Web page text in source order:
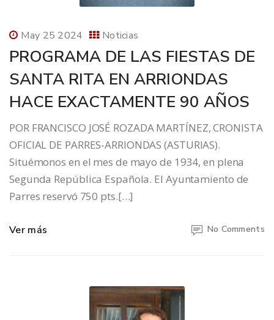
May 25 2024 Noticias
PROGRAMA DE LAS FIESTAS DE
SANTA RITA EN ARRIONDAS
HACE EXACTAMENTE 90 AÑOS
POR FRANCISCO JOSÉ ROZADA MARTÍNEZ, CRONISTA
OFICIAL DE PARRES-ARRIONDAS (ASTURIAS).
Situémonos en el mes de mayo de 1934, en plena
Segunda República Española. El Ayuntamiento de
Parres reservó 750 pts.[…]
Ver más No Comments